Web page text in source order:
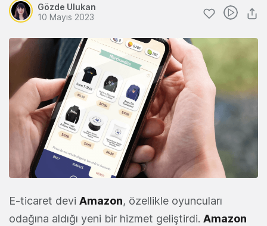
Gözde Ulukan
10 Mayıs 2023
E-ticaret devi Amazon, özellikle oyuncuları
odağına aldığı yeni bir hizmet geliştirdi. Amazon